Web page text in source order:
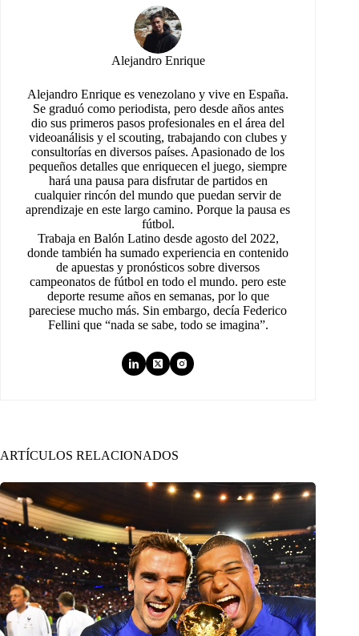
Alejandro Enrique
Alejandro Enrique es venezolano y vive en España.
Se graduó como periodista, pero desde años antes
dio sus primeros pasos profesionales en el área del
videoanálisis y el scouting, trabajando con clubes y
consultorías en diversos países. Apasionado de los
pequeños detalles que enriquecen el juego, siempre
hará una pausa para disfrutar de partidos en
cualquier rincón del mundo que puedan servir de
aprendizaje en este largo camino. Porque la pausa es
fútbol.
Trabaja en Balón Latino desde agosto del 2022,
donde también ha sumado experiencia en contenido
de apuestas y pronósticos sobre diversos
campeonatos de fútbol en todo el mundo. pero este
deporte resume años en semanas, por lo que
pareciese mucho más. Sin embargo, decía Federico
Fellini que “nada se sabe, todo se imagina”.
ARTÍCULOS RELACIONADOS